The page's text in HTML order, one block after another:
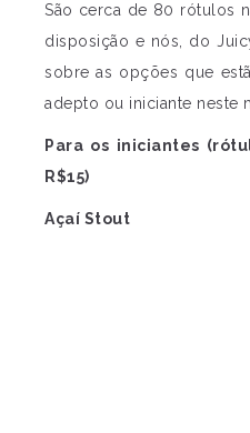
São cerca de 80 rótulos
disposição e nós, do
sobre as opções que
adepto ou iniciante neste
Para os iniciantes
R$15)
Açaí Stout